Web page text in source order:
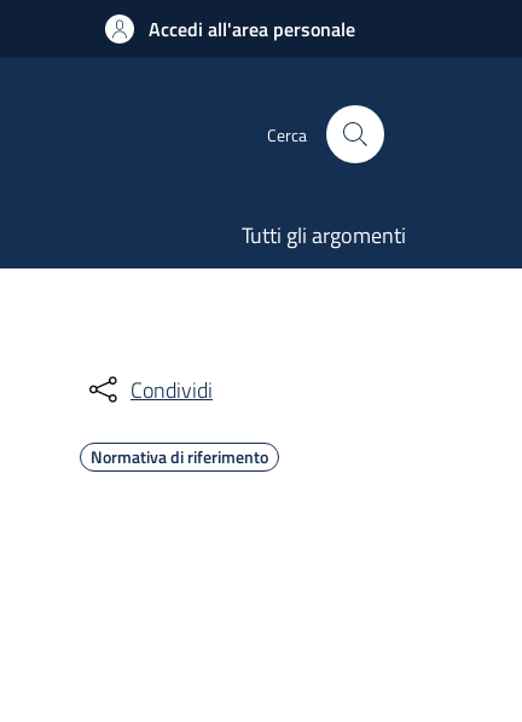
Accedi all'area personale
Cerca
Tutti gli argomenti
Condividi
Normativa di riferimento